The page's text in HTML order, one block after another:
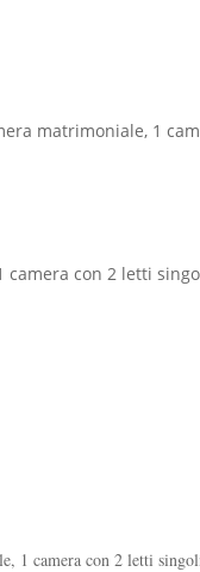
matrimoniale, 1
con 2 letti
1 camera con 2 letti